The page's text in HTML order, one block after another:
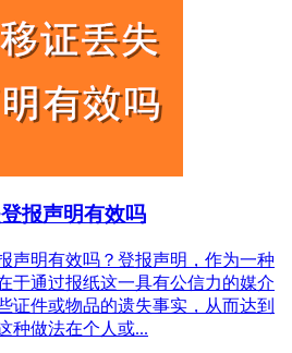
报声明有效吗
声明有效吗？登报声明，作为一种
于通过报纸这一具有公信力的媒介
证件或物品的遗失事实，从而达到
种做法在个人或...